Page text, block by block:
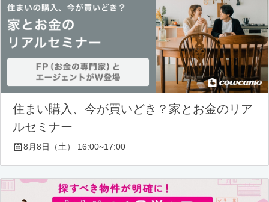
住まい購入、今が買いどき？家とお金のリア
ルセミナー
8月8日（土） 16:00~17:00